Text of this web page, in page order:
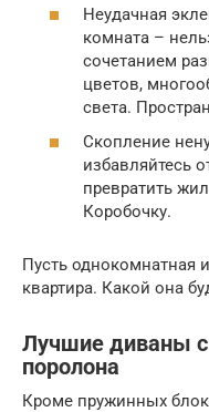
Неудачная
комната –
сочетанием
цветов,
света.
Скопление
избавляйтесь
превратить
Коробочку.
Пусть однокомнатная
квартира. Какой она
Лучшие диваны с
поролона
Кроме пружинных